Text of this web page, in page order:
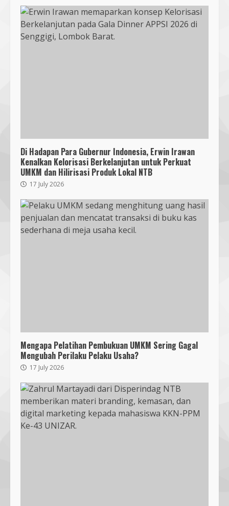
Di Hadapan Para Gubernur Indonesia, Erwin Irawan
Kenalkan Kelorisasi Berkelanjutan untuk Perkuat
UMKM dan Hilirisasi Produk Lokal NTB
17 July 2026
Mengapa Pelatihan Pembukuan UMKM Sering Gagal
Mengubah Perilaku Pelaku Usaha?
17 July 2026